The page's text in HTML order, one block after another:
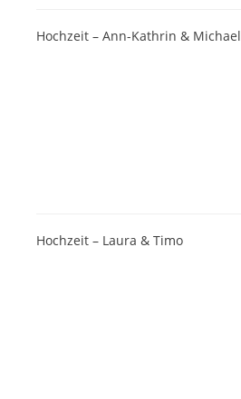
Hochzeit – Ann-Kathrin & Michael
Hochzeit – Laura & Timo